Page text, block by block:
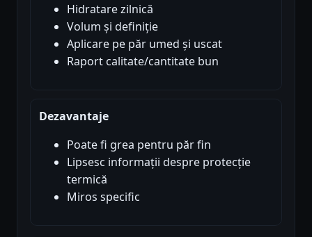
Hidratare zilnică
Volum și definiție
Aplicare pe păr umed și uscat
Raport calitate/cantitate bun
Dezavantaje
Poate fi grea pentru păr fin
Lipsesc informații despre protecție
termică
Miros specific